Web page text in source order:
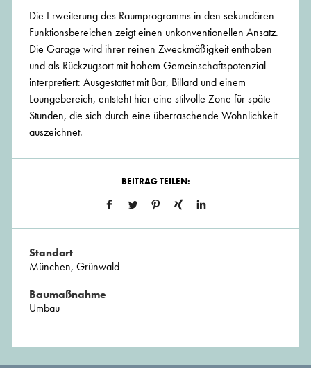
Die Erweiterung des Raumprogramms in den sekundären
Funktionsbereichen zeigt einen unkonventionellen Ansatz.
Die Garage wird ihrer reinen Zweckmäßigkeit enthoben
und als Rückzugsort mit hohem Gemeinschaftspotenzial
interpretiert: Ausgestattet mit Bar, Billard und einem
Loungebereich, entsteht hier eine stilvolle Zone für späte
Stunden, die sich durch eine überraschende Wohnlichkeit
auszeichnet.
BEITRAG TEILEN:
Standort
München, Grünwald
Baumaßnahme
Umbau